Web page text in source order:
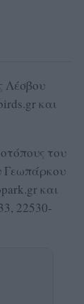
Λέσβου
και
του
Γεωπάρκου
και
22530-